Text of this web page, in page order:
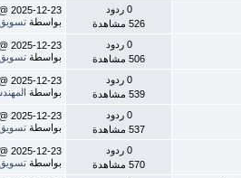
0 ردود
526 مشاهدة
2025-12-23 @ 05:13:52
بواسطة تسويق 2022
0 ردود
506 مشاهدة
2025-12-23 @ 04:53:03
بواسطة تسويق 2022
0 ردود
539 مشاهدة
2025-12-23 @ 04:30:00
بواسطة
0 ردود
537 مشاهدة
2025-12-23 @ 04:04:01
بواسطة تسويق 2022
0 ردود
570 مشاهدة
2025-12-23 @ 01:41:01
بواسطة تسويق 2022